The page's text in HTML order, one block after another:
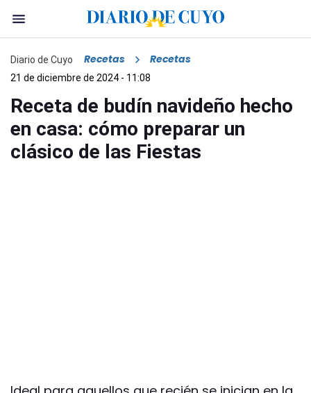
Diario de Cuyo Recetas Recetas
21 de diciembre de 2024 - 11:08
Receta de budín navideño hecho
en casa: cómo preparar un
clásico de las Fiestas